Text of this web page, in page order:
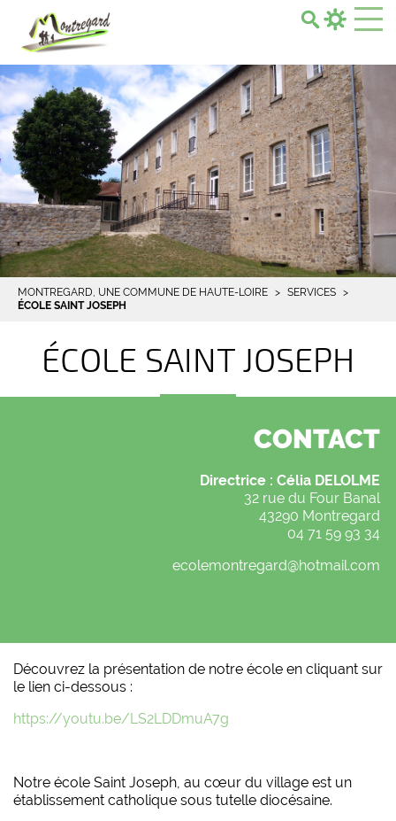
MONTREGARD, UNE COMMUNE DE HAUTE-LOIRE
SERVICES
ÉCOLE SAINT JOSEPH
ÉCOLE SAINT JOSEPH
CONTACT
Directrice : Célia DELOLME
32 rue du Four Banal
43290 Montregard
04 71 59 93 34
ecolemontregard@hotmail.com
Découvrez la présentation de notre école en cliquant sur
le lien ci-dessous :
https://youtu.be/LS2LDDmuA7g
Notre école Saint Joseph, au cœur du village est un
établissement catholique sous tutelle diocésaine.